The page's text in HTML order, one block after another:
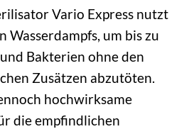
Vario Express nutzt
Wasserdampfs, um bis zu
Bakterien ohne den
Zusätzen abzutöten.
hochwirksame
die empfindlichen